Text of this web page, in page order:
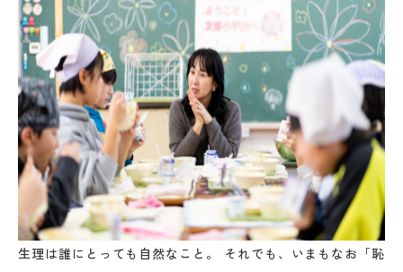
生理は誰にとっても自然なこと。 それでも、いまもなお「恥